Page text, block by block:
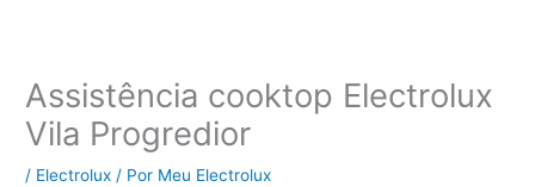
Assistência cooktop Electrolux
Vila Progredior
/ Electrolux / Por Meu Electrolux